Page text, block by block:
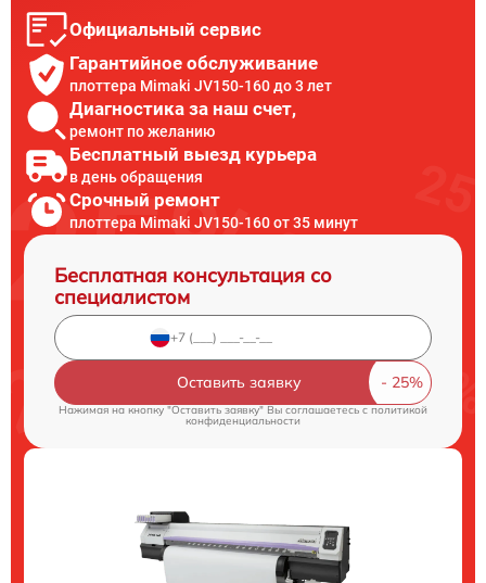
Официальный сервис
Гарантийное обслуживание
плоттера Mimaki JV150-160 до 3 лет
Диагностика за наш счет,
ремонт по желанию
Бесплатный выезд курьера
в день обращения
Срочный ремонт
плоттера Mimaki JV150-160 от 35 минут
Бесплатная консультация со
специалистом
Оставить заявку
Нажимая на кнопку "Оставить заявку" Вы соглашаетесь cполитикой
конфиденциальности